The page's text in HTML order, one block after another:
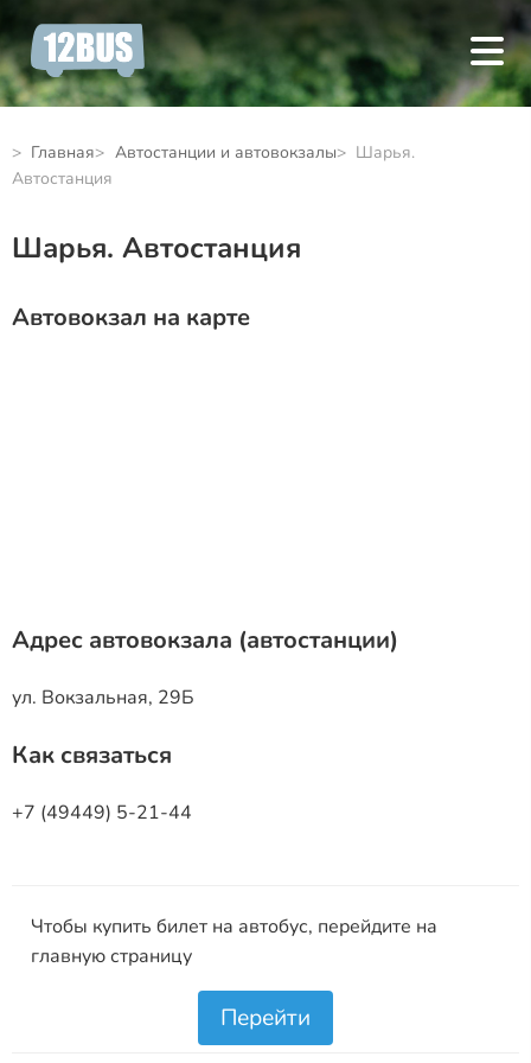
Главная Автостанции и автовокзалы
Шарья.
Автостанция
Шарья. Автостанция
Автовокзал на карте
Адрес автовокзала (автостанции)
ул. Вокзальная, 29Б
Как связаться
+7 (49449) 5-21-44
Чтобы купить билет на автобус, перейдите на
главную страницу
Перейти